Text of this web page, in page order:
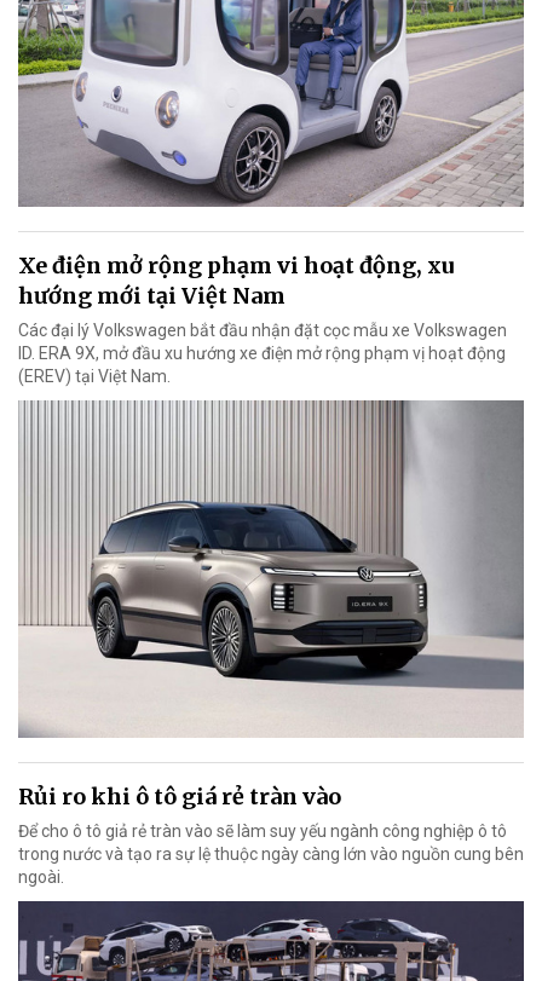
Xe điện mở rộng phạm vi hoạt động, xu
hướng mới tại Việt Nam
Các đại lý Volkswagen bắt đầu nhận đặt cọc mẫu xe Volkswagen
ID. ERA 9X, mở đầu xu hướng xe điện mở rộng phạm vị hoạt động
(EREV) tại Việt Nam.
Rủi ro khi ô tô giá rẻ tràn vào
Để cho ô tô giả rẻ tràn vào sẽ làm suy yếu ngành công nghiệp ô tô
trong nước và tạo ra sự lệ thuộc ngày càng lớn vào nguồn cung bên
ngoài.